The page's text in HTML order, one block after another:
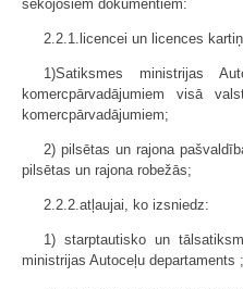
sekojošiem dokumentiem:
2.2.1.licencei un licences
1)Satiksmes ministrijas
komercpārvadājumiem visā
komercpārvadājumiem;
2) pilsētas un rajona
pilsētas un rajona robežās;
2.2.2.atļaujai, ko izsniedz:
1) starptautisko un
ministrijas Autoceļu departaments ;